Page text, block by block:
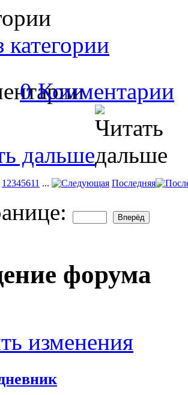
категории
0 Комментарии
дальше
1 2345611 ... Последняя
форума
изменения